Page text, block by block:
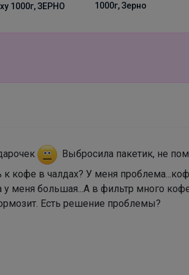
Зерно
Выбросила пакетик, не
к кофе в чалдах? У меня
меня большая...А в фильтр много
Есть решение проблемы?